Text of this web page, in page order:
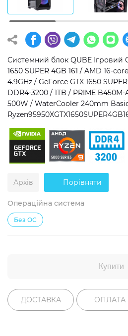
Операційна система
Windows 11 Home
Windows 11 Pro
Без ОС
Додатково
RGB-підсвічування
Розблокований множник
Надшвидкий M.2 SSD NVME
Системний блок QUBE Ігровий
1650 SUPER 4GB 161 / AMD 16-
4.9GHz / GeForce GTX 1650
DDR4-3200 / 1TB / PRIME
500W / WaterCooler 240mm
Архів Порівняти
Операційна система
Без ОС
Купити
ДОСТАВКА ОПЛАТА